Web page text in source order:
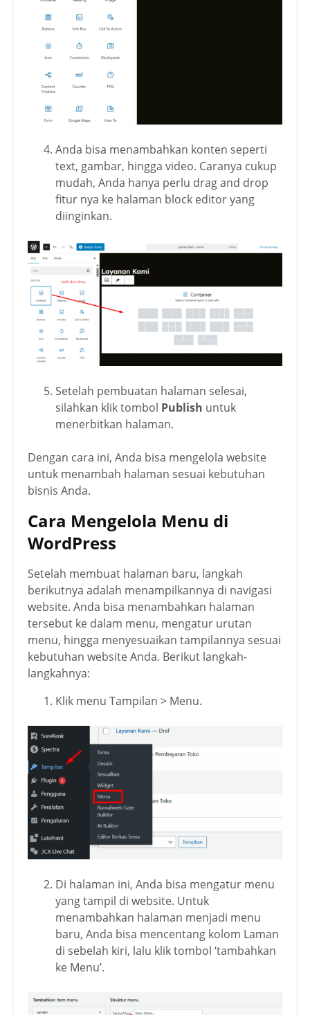
Anda bisa menambahkan konten seperti
text, gambar, hingga video. Caranya cukup
mudah, Anda hanya perlu drag and drop
fitur nya ke halaman block editor yang
diinginkan.
Setelah pembuatan halaman selesai,
silahkan klik tombol Publish untuk
menerbitkan halaman.
Dengan cara ini, Anda bisa mengelola website
untuk menambah halaman sesuai kebutuhan
bisnis Anda.
Cara Mengelola Menu di
WordPress
Setelah membuat halaman baru, langkah
berikutnya adalah menampilkannya di navigasi
website. Anda bisa menambahkan halaman
tersebut ke dalam menu, mengatur urutan
menu, hingga menyesuaikan tampilannya sesuai
kebutuhan website Anda. Berikut langkah-
langkahnya:
Klik menu Tampilan > Menu.
Di halaman ini, Anda bisa mengatur menu
yang tampil di website. Untuk
menambahkan halaman menjadi menu
baru, Anda bisa mencentang kolom Laman
di sebelah kiri, lalu klik tombol ‘tambahkan
ke Menu’.